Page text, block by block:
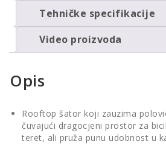
Tehničke specifikacije
Video proizvoda
Opis
Rooftop šator koji zauzima
čuvajući dragocjeni prostor za
teret, ali pruža punu udobnost u